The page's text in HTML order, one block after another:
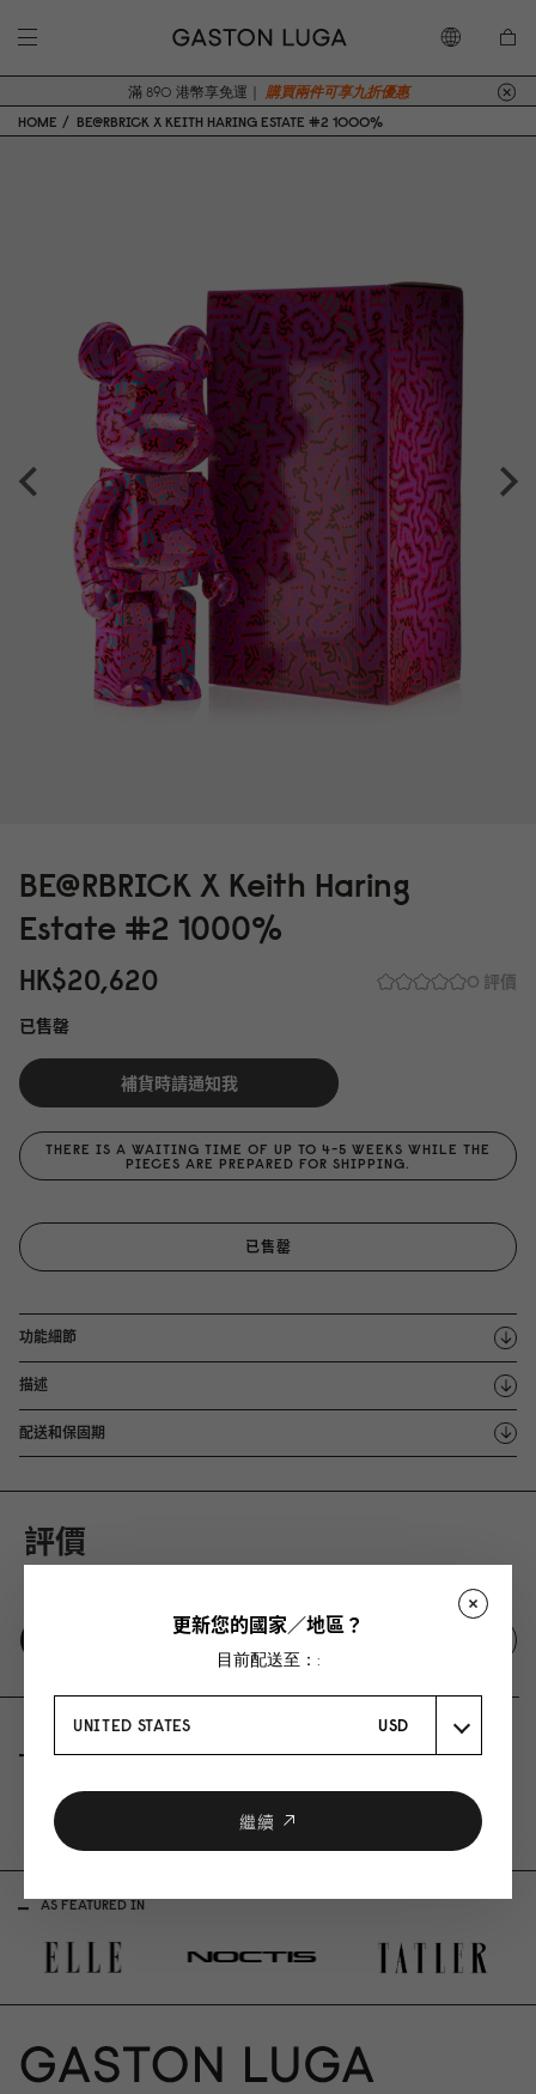
滿 890 港幣享免運｜ 購買兩件可享九折優惠
HOME
BE@RBRICK X KEITH HARING ESTATE #2 1000%
BE@RBRICK X Keith Haring
Estate #2 1000%
0 評價
HK$20,620
已售罄
補貨時請通知我
THERE IS A WAITING TIME OF UP TO 4-5 WEEKS WHILE THE
PIECES ARE PREPARED FOR SHIPPING.
已售罄
功能細節
描述
配送和保固期
評價
寫下使用評論
評價 問與答
Be the first to write a review
AS FEATURED IN
更新您的國家／地區？
目前配送至：:
UNITED STATES USD
繼續